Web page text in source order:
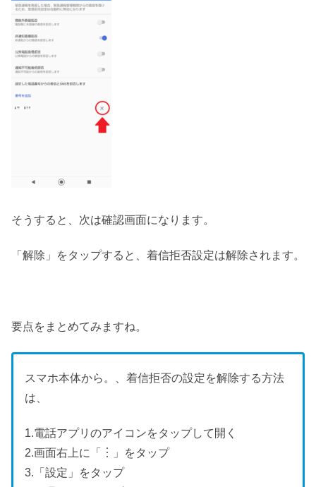
そうすると、次は確認画面になります。
「解除」をタップすると、着信拒否設定は解除されます。
要点をまとめてみますね。
スマホ本体から。、着信拒否の設定を解除する方法
は、
1.電話アプリのアイコンをタップして開く
2.画面右上に「︙」をタップ
3.「設定」をタップ